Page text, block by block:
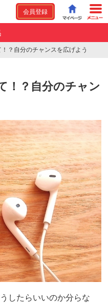
会員登録
？自分のチャンスを広げよう
！？自分のチャン
したらいいのか分らな